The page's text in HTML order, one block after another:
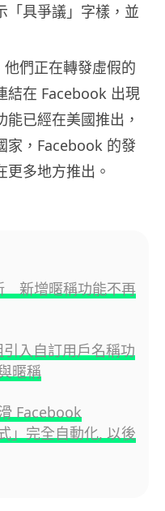
「具爭議」字樣，並
們正在轉發虛假的
結在 Facebook 出現
已經在美國推出，
家，Facebook 的發
多地方推出。
新增暱稱功能不再
入自訂用戶名稱功
暱稱
Facebook
」完全自動化, 以後